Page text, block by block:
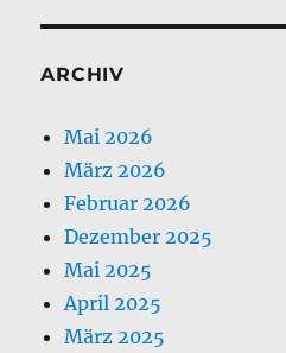
ARCHIV
Mai 2026
März 2026
Februar 2026
Dezember 2025
Mai 2025
April 2025
März 2025